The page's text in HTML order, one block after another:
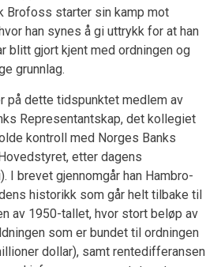
Brofoss starter sin kamp mot
han synes å gi uttrykk for at han
blitt gjort kjent med ordningen og
grunnlag.
på dette tidspunktet medlem av
Representantskap, det kollegiet
kontroll med Norges Banks
etter dagens
I brevet gjennomgår han Hambro-
historikk som går helt tilbake til
av 1950-tallet, hvor stort beløp av
som er bundet til ordningen
dollar), samt rentedifferansen